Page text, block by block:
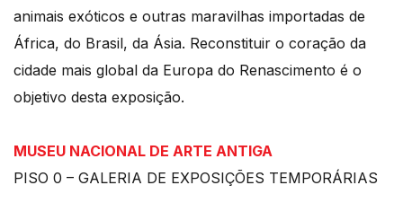
animais exóticos e outras maravilhas importadas de
África, do Brasil, da Ásia. Reconstituir o coração da
cidade mais global da Europa do Renascimento é o
objetivo desta exposição.
MUSEU NACIONAL DE ARTE ANTIGA
PISO 0 – GALERIA DE EXPOSIÇÕES TEMPORÁRIAS